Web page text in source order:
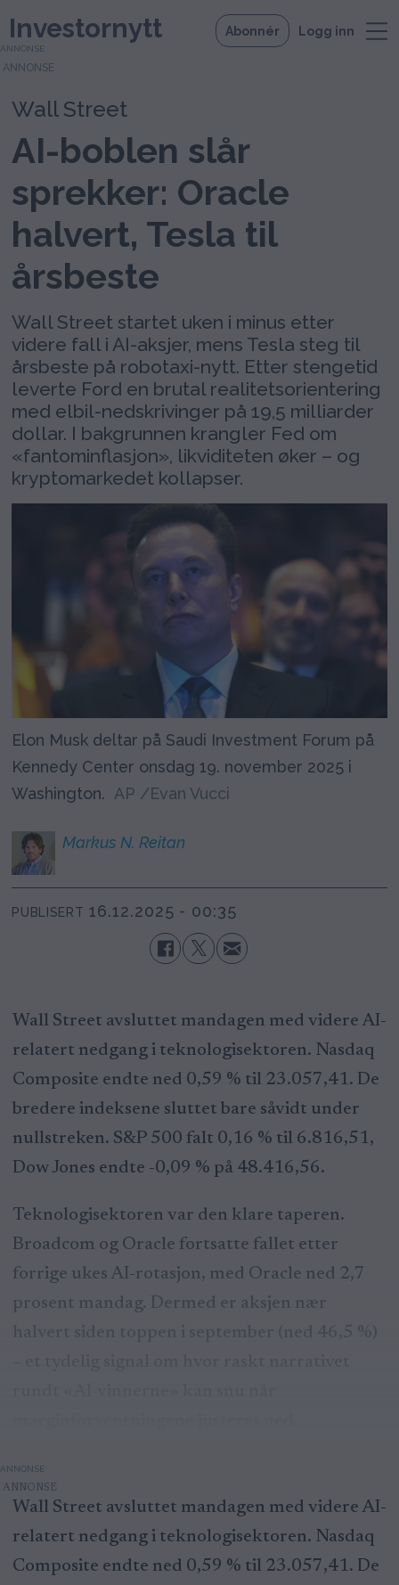
Investornytt Abonnér Logg inn
ANNONSE
Wall Street
AI-boblen slår
sprekker: Oracle
halvert, Tesla til
årsbeste
Wall Street startet uken i minus etter
videre fall i AI-aksjer, mens Tesla steg til
årsbeste på robotaxi-nytt. Etter stengetid
leverte Ford en brutal realitetsorientering
med elbil-nedskrivinger på 19,5 milliarder
dollar. I bakgrunnen krangler Fed om
«fantominflasjon», likviditeten øker – og
kryptomarkedet kollapser.
Elon Musk deltar på Saudi Investment Forum på
Kennedy Center onsdag 19. november 2025 i
Washington. AP /Evan Vucci
Markus N. Reitan
PUBLISERT 16.12.2025 - 00:35
Wall Street avsluttet mandagen med videre AI-
relatert nedgang i teknologisektoren. Nasdaq
Composite endte ned 0,59 % til 23.057,41. De
bredere indeksene sluttet bare såvidt under
nullstreken. S&P 500 falt 0,16 % til 6.816,51,
Dow Jones endte -0,09 % på 48.416,56.
Teknologisektoren var den klare taperen.
Broadcom og Oracle fortsatte fallet etter
forrige ukes AI-rotasjon, med Oracle ned 2,7
prosent mandag. Dermed er aksjen nær
ANNONSE
Wall Street avsluttet mandagen med videre AI-
relatert nedgang i teknologisektoren. Nasdaq
Composite endte ned 0,59 % til 23.057,41. De